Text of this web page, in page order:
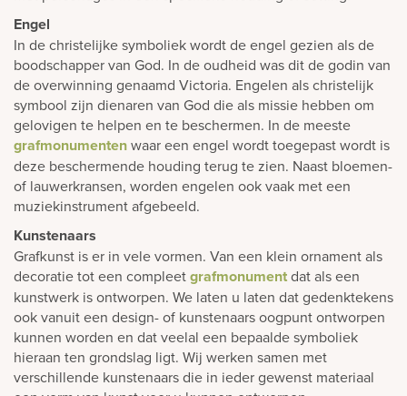
Engel
In de christelijke symboliek wordt de engel gezien als de
boodschapper van God. In de oudheid was dit de godin van
de overwinning genaamd Victoria. Engelen als christelijk
symbool zijn dienaren van God die als missie hebben om
gelovigen te helpen en te beschermen. In de meeste
grafmonumentenwaar een engel wordt toegepast wordt is
deze beschermende houding terug te zien. Naast bloemen-
of lauwerkransen, worden engelen ook vaak met een
muziekinstrument afgebeeld.
Kunstenaars
Grafkunst is er in vele vormen. Van een klein ornament als
decoratie tot een compleetgrafmonumentdat als een
kunstwerk is ontworpen. We laten u laten dat gedenktekens
ook vanuit een design- of kunstenaars oogpunt ontworpen
kunnen worden en dat veelal een bepaalde symboliek
hieraan ten grondslag ligt. Wij werken samen met
verschillende kunstenaars die in ieder gewenst materiaal